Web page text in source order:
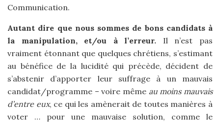
Communication.
Autant dire que nous sommes de bons candidats à
la manipulation, et/ou à l’erreur. Il n’est pas
vraiment étonnant que quelques chrétiens, s’estimant
au bénéfice de la lucidité qui précède, décident de
s’abstenir d’apporter leur suffrage à un mauvais
candidat/programme – voire même au moins mauvais
d’entre eux, ce qui les amènerait de toutes manières à
voter … pour une mauvaise solution, comme le